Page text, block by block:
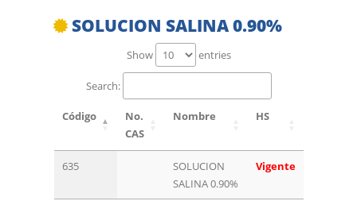
SOLUCION SALINA 0.90%
Show entries
Search:
Código
No.
CAS
Nombre HS
635
SOLUCION
SALINA 0.90%
Vigente